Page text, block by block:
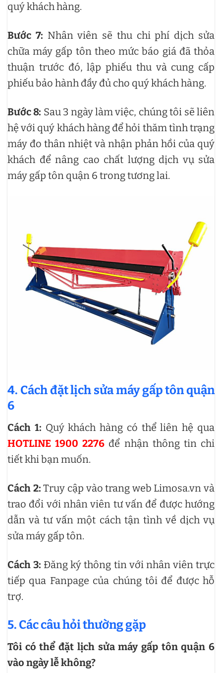
quý khách hàng.
Bước 7: Nhân viên sẽ thu chi phí dịch sửa
chữa máy gấp tôn theo mức báo giá đã thỏa
thuận trước đó, lập phiếu thu và cung cấp
phiếu bảo hành đầy đủ cho quý khách hàng.
Bước 8: Sau 3 ngày làm việc, chúng tôi sẽ liên
hệ với quý khách hàng để hỏi thăm tình trạng
máy đo thân nhiệt và nhận phản hồi của quý
khách để nâng cao chất lượng dịch vụ sửa
máy gấp tôn quận 6 trong tương lai.
4. Cách đặt lịch sửa máy gấp tôn quận
6
Cách 1: Quý khách hàng có thể liên hệ qua
HOTLINE 1900 2276 để nhận thông tin chi
tiết khi bạn muốn.
Cách 2: Truy cập vào trang web Limosa.vn và
trao đổi với nhân viên tư vấn để được hướng
dẫn và tư vấn một cách tận tình về dịch vụ
sửa máy gấp tôn.
Cách 3: Đăng ký thông tin với nhân viên trực
tiếp qua Fanpage của chúng tôi để được hỗ
trợ.
5. Các câu hỏi thường gặp
Tôi có thể đặt lịch sửa máy gấp tôn quận 6
vào ngày lễ không?